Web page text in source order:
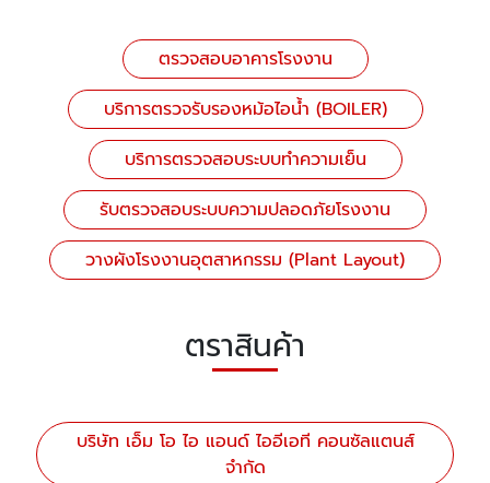
ตรวจสอบอาคารโรงงาน
บริการตรวจรับรองหม้อไอน้ำ (BOILER)
บริการตรวจสอบระบบทำความเย็น
รับตรวจสอบระบบความปลอดภัยโรงงาน
วางผังโรงงานอุตสาหกรรม (Plant Layout)
ตราสินค้า
บริษัท เอ็ม โอ ไอ แอนด์ ไออีเอที คอนซัลแตนส์
จำกัด